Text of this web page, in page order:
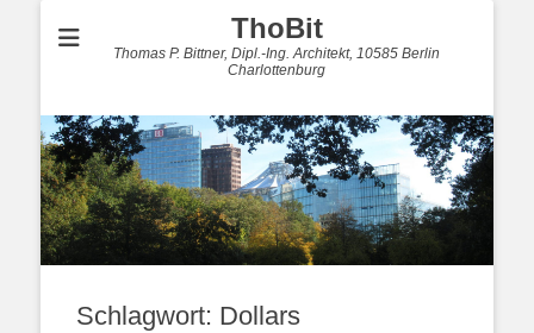
ThoBit
Thomas P. Bittner, Dipl.-Ing. Architekt, 10585 Berlin
Charlottenburg
Schlagwort: Dollars